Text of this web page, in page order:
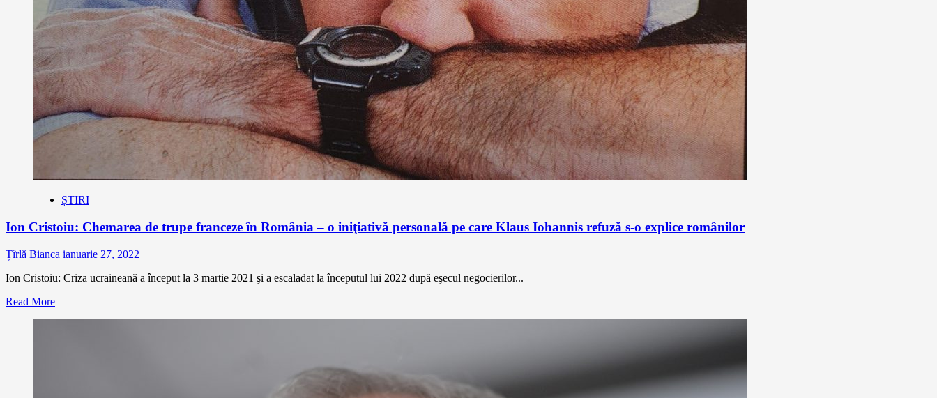
ȘTIRI
Ion Cristoiu: Chemarea de trupe franceze în România – o iniţiativă personală pe care Klaus Iohannis refuză s-o explice românilor
Țîrlă Bianca ianuarie 27, 2022
Ion Cristoiu: Criza ucraineană a început la 3 martie 2021 şi a escaladat la începutul lui 2022 după eşecul negocierilor...
Read More